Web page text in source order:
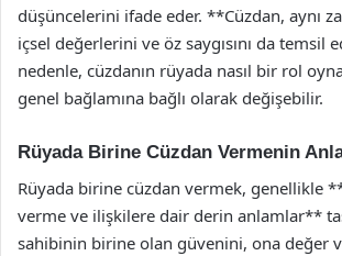
düşüncelerini ifade eder. **Cüzdan, aynı
içsel değerlerini ve öz saygısını da temsil
nedenle, cüzdanın rüyada nasıl bir rol
genel bağlamına bağlı olarak değişebilir.
Rüyada Birine Cüzdan Vermenin
Rüyada birine cüzdan vermek, genellikle
verme ve ilişkilere dair derin anlamlar**
sahibinin birine olan güvenini, ona değer